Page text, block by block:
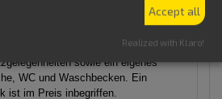
eignen sich besonders
vier komfortable Betten, einen LCD-
sowie ein eigenes
WC und Waschbecken. Ein
ist im Preis inbegriffen.
Accept all
Realized with Klaro!